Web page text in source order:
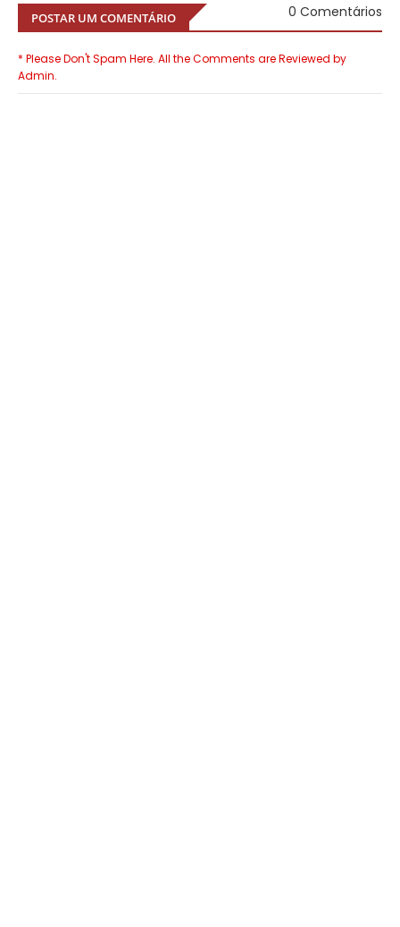
POSTAR UM COMENTÁRIO 0 Comentários
* Please Don't Spam Here. All the Comments are Reviewed by
Admin.